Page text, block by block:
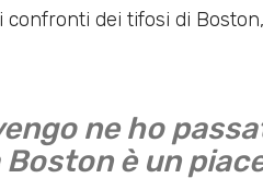
confronti dei tifosi di
ne ho
è un